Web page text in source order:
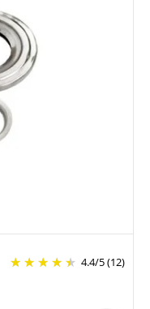
4.4/5(12)